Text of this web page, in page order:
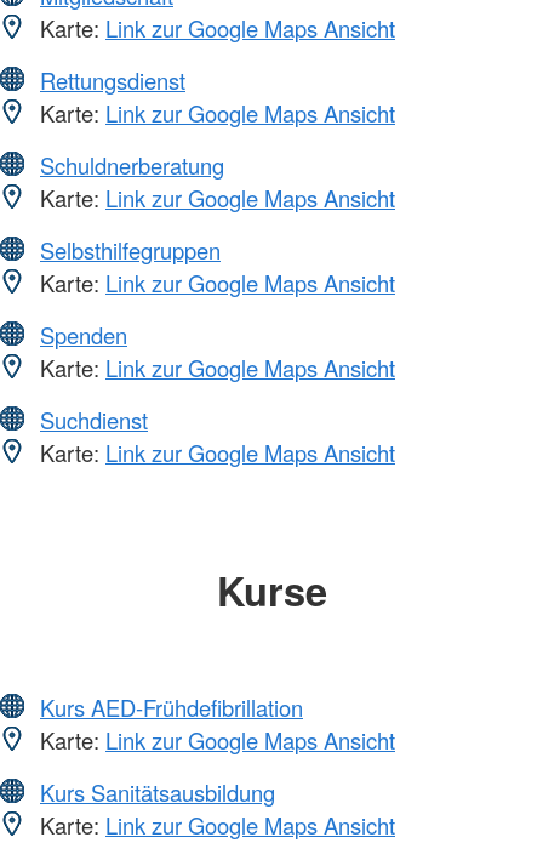
Karte: Link zur Google Maps Ansicht
Rettungsdienst
Karte: Link zur Google Maps Ansicht
Schuldnerberatung
Karte: Link zur Google Maps Ansicht
Selbsthilfegruppen
Karte: Link zur Google Maps Ansicht
Spenden
Karte: Link zur Google Maps Ansicht
Suchdienst
Karte: Link zur Google Maps Ansicht
Kurse
Kurs AED-Frühdefibrillation
Karte: Link zur Google Maps Ansicht
Kurs Sanitätsausbildung
Karte: Link zur Google Maps Ansicht